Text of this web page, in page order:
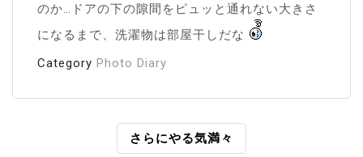
のか…ドアの下の隙間をピュッと通れない大きさ
になるまで、洗濯物は部屋干しだな
Category Photo Diary
さらにやる気満々